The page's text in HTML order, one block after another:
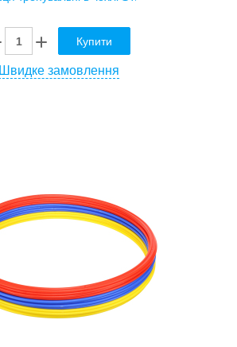
Купити
Швидке замовлення